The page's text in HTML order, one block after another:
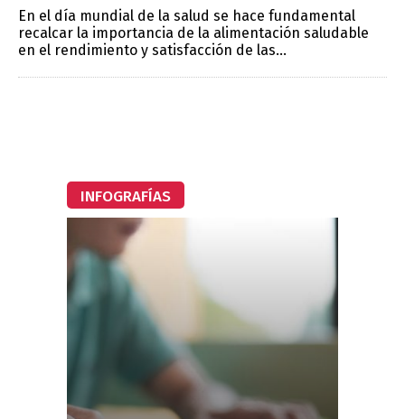
En el día mundial de la salud se hace fundamental
recalcar la importancia de la alimentación saludable
en el rendimiento y satisfacción de las...
INFOGRAFÍAS